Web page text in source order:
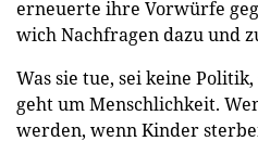
erneuerte ihre Vorwürfe
wich Nachfragen dazu und
Was sie tue, sei keine
geht um Menschlichkeit.
werden, wenn Kinder